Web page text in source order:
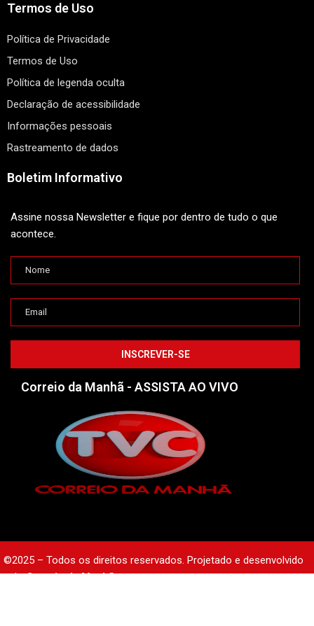
Termos de Uso
Política de Privacidade
Termos de Uso
Política de legenda oculta
Declaração de acessibilidade
Informações pessoais
Rastreamento de dados
Boletim Informativo
Assine nossa Newsletter e fique por dentro de tudo o que
acontece.
Correio da Manhã - ASSISTA AO VIVO
©2025 – Todos os direitos reservados. Projetado e desenvolvido
peloCorreio da Manhã.